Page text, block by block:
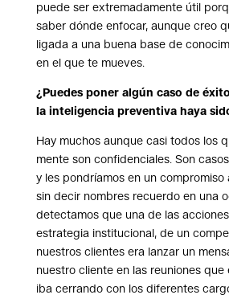
puede ser extremadamente útil
saber dónde enfocar, aunque creo
ligada a una buena base de
en el que te mueves.
¿Puedes poner algún caso de
la inteligencia preventiva haya
Hay muchos aunque casi todos los
mente son confidenciales. Son
y les pondríamos en un
sin decir nombres recuerdo en una
detectamos que una de las
estrategia institucional, de un
nuestros clientes era lanzar un
nuestro cliente en las reuniones
iba cerrando con los diferentes